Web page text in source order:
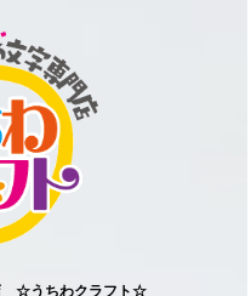
☆うちわクラフト☆